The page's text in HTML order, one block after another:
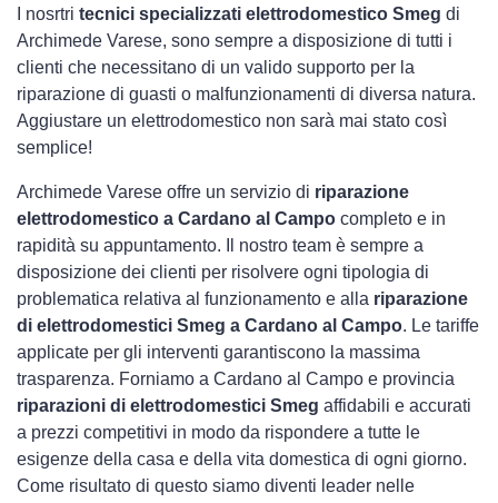
I nosrtri tecnici specializzati elettrodomestico Smeg di
Archimede Varese, sono sempre a disposizione di tutti i
clienti che necessitano di un valido supporto per la
riparazione di guasti o malfunzionamenti di diversa natura.
Aggiustare un elettrodomestico non sarà mai stato così
semplice!
Archimede Varese offre un servizio di riparazione
elettrodomestico a Cardano al Campo completo e in
rapidità su appuntamento. Il nostro team è sempre a
disposizione dei clienti per risolvere ogni tipologia di
problematica relativa al funzionamento e alla riparazione
di elettrodomestici Smeg a Cardano al Campo. Le tariffe
applicate per gli interventi garantiscono la massima
trasparenza. Forniamo a Cardano al Campo e provincia
riparazioni di elettrodomestici Smeg affidabili e accurati
a prezzi competitivi in modo da rispondere a tutte le
esigenze della casa e della vita domestica di ogni giorno.
Come risultato di questo siamo diventi leader nelle